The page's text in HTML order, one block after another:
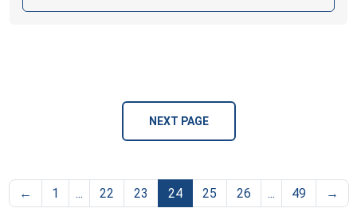
NEXT PAGE
← 1 ... 22 23 24 25 26 ... 49 →